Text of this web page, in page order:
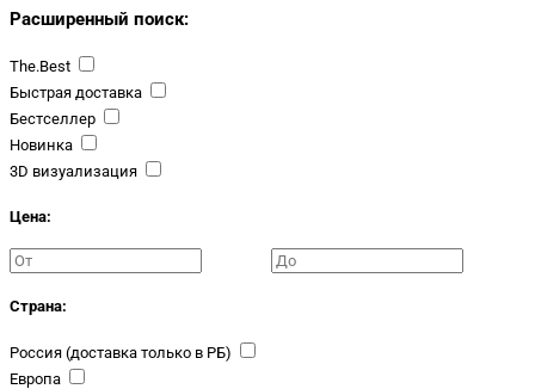
Расширенный поиск:
The.Best
Быстрая доставка
Бестселлер
Новинка
3D визуализация
Цена:
Страна:
Россия (доставка только в РБ)
Европа